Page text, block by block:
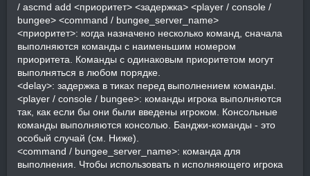
/ ascmd add <приоритет> <задержка> <player / console /
bungee> <command / bungee_server_name>
<приоритет>: когда назначено несколько команд, сначала
выполняются команды с наименьшим номером
приоритета. Команды с одинаковым приоритетом могут
выполняться в любом порядке.
<delay>: задержка в тиках перед выполнением команды.
<player / console / bungee>: команды игрока выполняются
так, как если бы они были введены игроком. Консольные
команды выполняются консолью. Банджи-команды - это
особый случай (см. Ниже).
<command / bungee_server_name>: команда для
выполнения. Чтобы использовать n исполняющего игрока